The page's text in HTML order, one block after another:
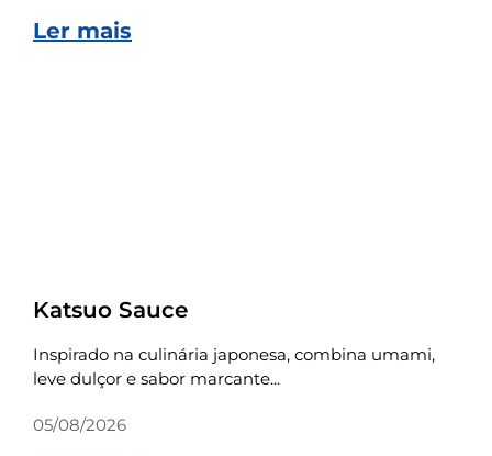
Ler mais
Katsuo Sauce
Inspirado na culinária japonesa, combina umami,
leve dulçor e sabor marcante...
05/08/2026